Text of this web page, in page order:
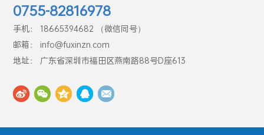
0755-82816978
手机： 18665394682 （微信同号）
邮箱： info@fuxinzn.com
地址： 广东省深圳市福田区燕南路88号D座613